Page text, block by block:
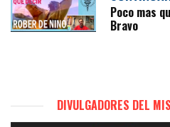
Poco mas
Bravo
DIVULGADORES DEL